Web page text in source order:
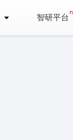
智研平台